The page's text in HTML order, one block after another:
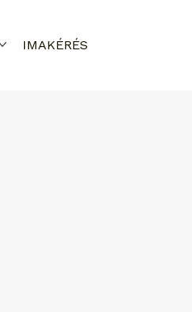
IMAKÉRÉS